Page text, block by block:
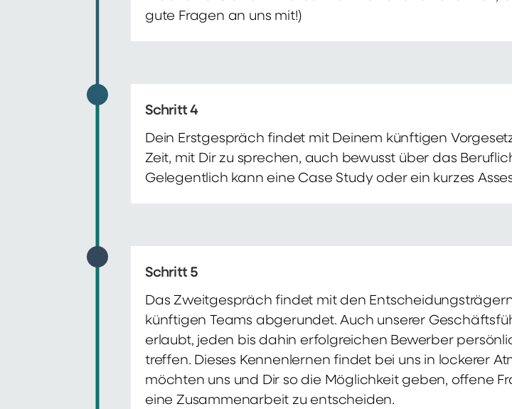
gute Fragen an uns mit!)
Schritt 4
Dein Erstgespräch findet mit Deinem künftigen
Zeit, mit Dir zu sprechen, auch bewusst über das
Gelegentlich kann eine Case Study oder ein kurzes
Schritt 5
Das Zweitgespräch findet mit den
künftigen Teams abgerundet. Auch unserer
erlaubt, jeden bis dahin erfolgreichen Bewerber
treffen. Dieses Kennenlernen findet bei uns in lockerer
möchten uns und Dir so die Möglichkeit geben, offene
eine Zusammenarbeit zu entscheiden.